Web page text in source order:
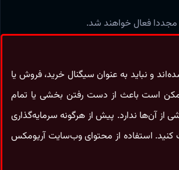
مجددا فعال خواهند شد.
و نباید به‌ عنوان سیگنال خرید، فروش یا
ممکن است باعث از دست رفتن بخشی یا تمام
از آن‌ها ندارد. پیش از هرگونه سرمایه‌گذاری
استفاده از محتوای وب‌سایت آریومکس